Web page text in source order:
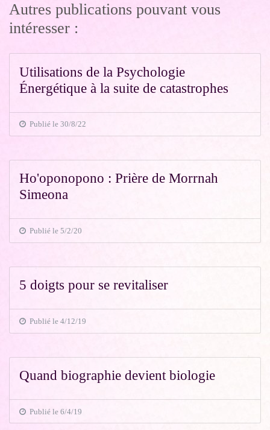
Autres publications pouvant vous
intéresser :
Utilisations de la Psychologie
Énergétique à la suite de catastrophes
Publié le 30/8/22
Ho'oponopono : Prière de Morrnah
Simeona
Publié le 5/2/20
5 doigts pour se revitaliser
Publié le 4/12/19
Quand biographie devient biologie
Publié le 6/4/19